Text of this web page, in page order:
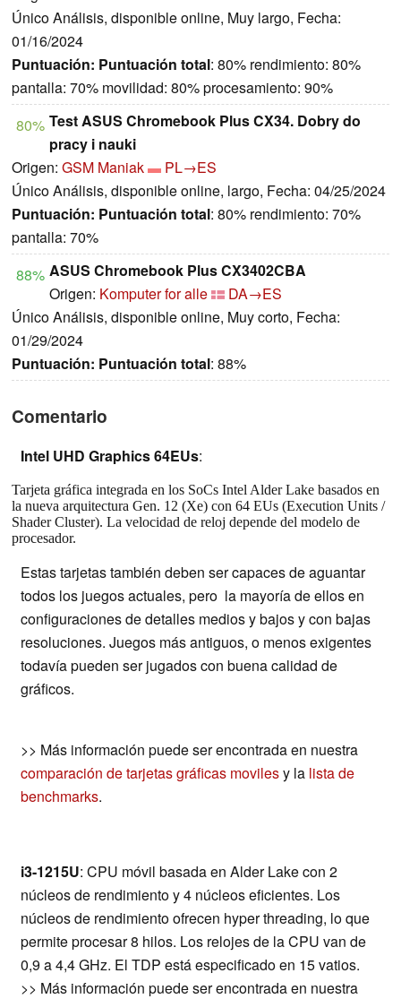
Único Análisis, disponible online, Muy largo, Fecha:
01/16/2024
Puntuación: Puntuación total: 80% rendimiento: 80%
pantalla: 70% movilidad: 80% procesamiento: 90%
80% Test ASUS Chromebook Plus CX34. Dobry do
pracy i nauki
Origen: GSM Maniak
PL→ES
Único Análisis, disponible online, largo, Fecha: 04/25/2024
Puntuación: Puntuación total: 80% rendimiento: 70%
pantalla: 70%
88% ASUS Chromebook Plus CX3402CBA
Origen: Komputer for alle
DA→ES
Único Análisis, disponible online, Muy corto, Fecha:
01/29/2024
Puntuación: Puntuación total: 88%
Comentario
Intel UHD Graphics 64EUs:
Tarjeta gráfica integrada en los SoCs Intel Alder Lake basados en
la nueva arquitectura Gen. 12 (Xe) con 64 EUs (Execution Units /
Shader Cluster). La velocidad de reloj depende del modelo de
procesador.
Estas tarjetas también deben ser capaces de aguantar
todos los juegos actuales, pero la mayoría de ellos en
configuraciones de detalles medios y bajos y con bajas
resoluciones. Juegos más antiguos, o menos exigentes
todavía pueden ser jugados con buena calidad de
gráficos.
>> Más información puede ser encontrada en nuestra
comparación de tarjetas gráficas movilesy la lista de
benchmarks.
i3-1215U: CPU móvil basada en Alder Lake con 2
núcleos de rendimiento y 4 núcleos eficientes. Los
núcleos de rendimiento ofrecen hyper threading, lo que
permite procesar 8 hilos. Los relojes de la CPU van de
0,9 a 4,4 GHz. El TDP está especificado en 15 vatios.
>> Más información puede ser encontrada en nuestra